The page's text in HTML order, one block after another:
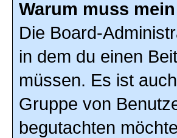
Warum muss
Die Board-
in dem du einen
müssen. Es ist
Gruppe von
begutachten